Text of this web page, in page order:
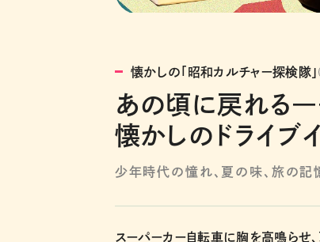
懐かしの「昭和カルチャー探検隊」
あの頃に戻れる
懐かしのドライブ
少年時代の憧れ、夏の味、旅の
スーパーカー自転車に胸を高鳴らせ